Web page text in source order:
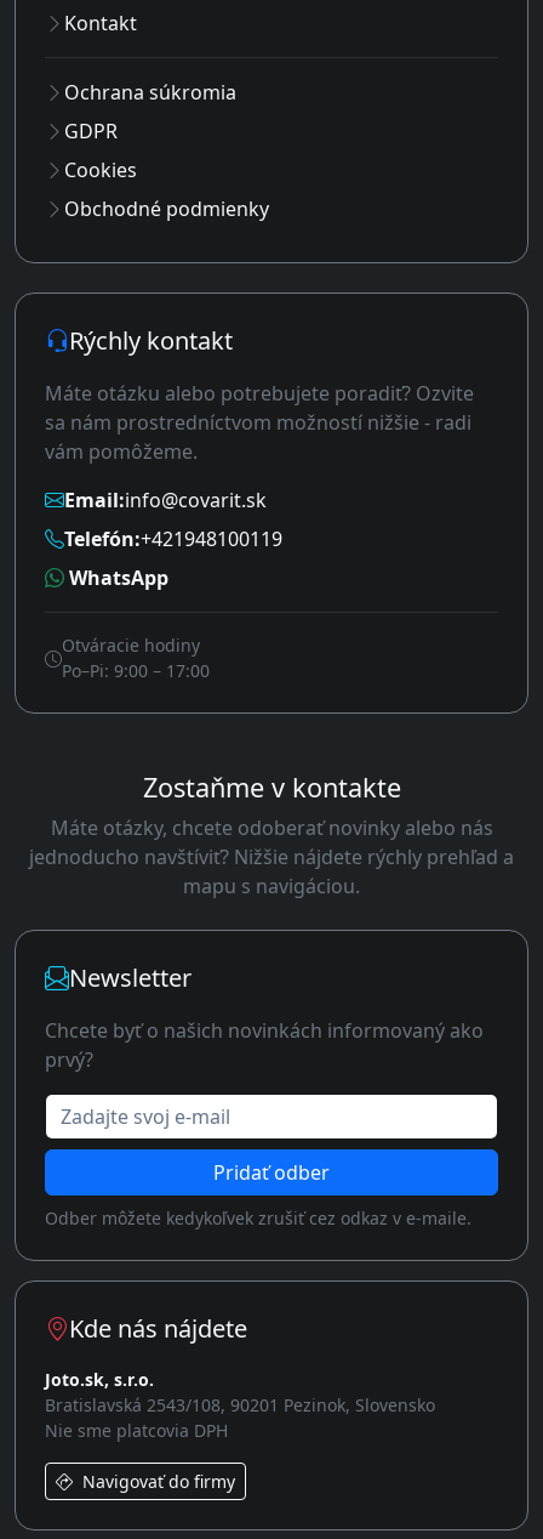
Kontakt
Ochrana súkromia
GDPR
Cookies
Obchodné podmienky
Rýchly kontakt
Máte otázku alebo potrebujete poradiť? Ozvite
sa nám prostredníctvom možností nižšie - radi
vám pomôžeme.
Email:info@covarit.sk
Telefón:+421948100119
WhatsApp
Otváracie hodiny
Po–Pi: 9:00 – 17:00
Zostaňme v kontakte
Máte otázky, chcete odoberať novinky alebo nás
jednoducho navštíviť? Nižšie nájdete rýchly prehľad a
mapu s navigáciou.
Newsletter
Chcete byť o našich novinkách informovaný ako
prvý?
Zadajte svoj e-mail
Pridať odber
Odber môžete kedykoľvek zrušiť cez odkaz v e-maile.
Kde nás nájdete
Joto.sk, s.r.o.
Bratislavská 2543/108, 90201 Pezinok, Slovensko
Nie sme platcovia DPH
Navigovať do firmy